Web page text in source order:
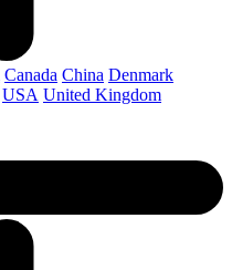
Canada China Denmark
USA United Kingdom